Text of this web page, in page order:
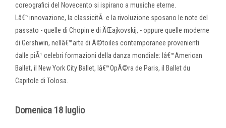
coreografici del Novecento si ispirano a musiche eterne.
Lâ€™innovazione, la classicitÃ e la rivoluzione sposano le note del
passato - quelle di Chopin e di ÄŒajkovskij, - oppure quelle moderne
di Gershwin, nellâ€™arte di Ã©toiles contemporanee provenienti
dalle piÃ¹ celebri formazioni della danza mondiale: lâ€™American
Ballet, il New York City Ballet, lâ€™OpÃ©ra de Paris, il Ballet du
Capitole di Tolosa.
Domenica 18 luglio